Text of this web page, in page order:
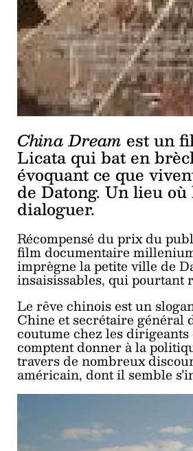
China Dream est un
Licata qui bat en
évoquant ce que
de Datong. Un lieu
dialoguer.
Récompensé du prix du
film documentaire
imprègne la petite ville de
insaisissables, qui pourtant
Le rêve chinois est un
Chine et secrétaire général
coutume chez les
comptent donner à la
travers de nombreux
américain, dont il semble